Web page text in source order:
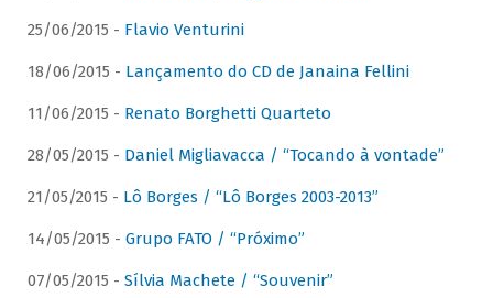
25/06/2015 - Flavio Venturini
18/06/2015 - Lançamento do CD de Janaina Fellini
11/06/2015 - Renato Borghetti Quarteto
28/05/2015 - Daniel Migliavacca / “Tocando à vontade”
21/05/2015 - Lô Borges / “Lô Borges 2003-2013”
14/05/2015 - Grupo FATO / “Próximo”
07/05/2015 - Sílvia Machete / “Souvenir”